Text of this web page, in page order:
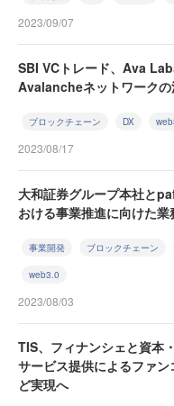
2023/09/07
SBI VCトレード、Ava
Avalancheネットワーク
ブロックチェーン DX
2023/08/17
大和証券グループ本社と
おける事業推進に向けた
事業開発 ブロックチェーン
web3.0
2023/08/03
TIS、フィナンシェと資
サービス提供によるファ
ど実現へ